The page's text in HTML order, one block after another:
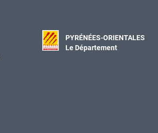
PYRÉNÉES-ORIENTALES
Le Département